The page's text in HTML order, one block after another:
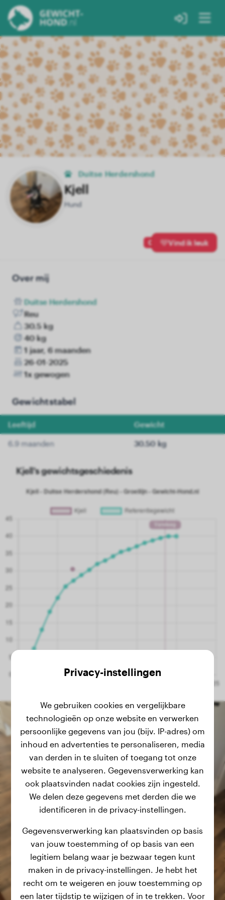
Duitse Herdershond
Kjell
Hund
0 Vind ik leuk
Over mij
Duitse Herdershond
Reu
30.5 kg
40 kg
1 jaar, 6 maanden
26-01-2025
1x gewogen
Gewichtstabel
Leeftijd Gewicht
6.9 maanden 30.50 kg
Kjell's gewichtsgeschiedenis
Privacy-instellingen
We gebruiken cookies en vergelijkbare
technologieën op onze website en verwerken
persoonlijke gegevens van jou (bijv. IP-adres) om
inhoud en advertenties te personaliseren, media
van derden in te sluiten of toegang tot onze
website te analyseren. Gegevensverwerking kan
ook plaatsvinden nadat cookies zijn ingesteld.
We delen deze gegevens met derden die we
identificeren in de privacy-instellingen.
Gegevensverwerking kan plaatsvinden op basis
van jouw toestemming of op basis van een
legitiem belang waar je bezwaar tegen kunt
maken in de privacy-instellingen. Je hebt het
recht om te weigeren en jouw toestemming op
een later tijdstip te wijzigen of in te trekken. Voor